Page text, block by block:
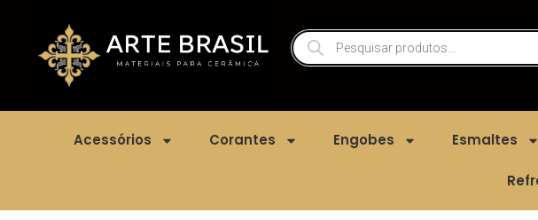
Acessórios Corantes Engobes Esmaltes